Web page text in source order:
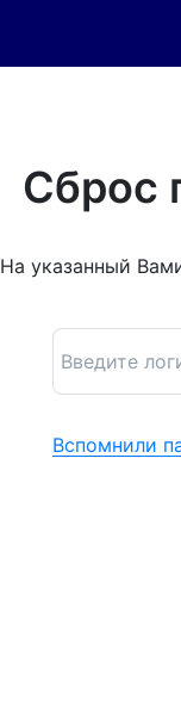
Сброс
На указанный
Вспомнили